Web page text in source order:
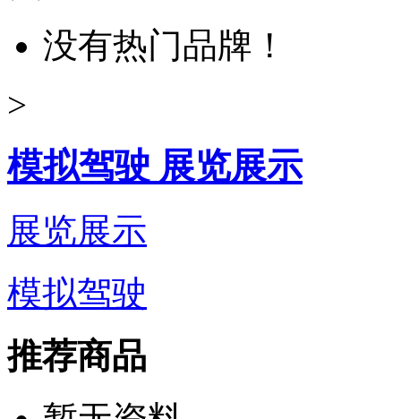
没有热门品牌！
>
模拟驾驶 展览展示
展览展示
模拟驾驶
推荐商品